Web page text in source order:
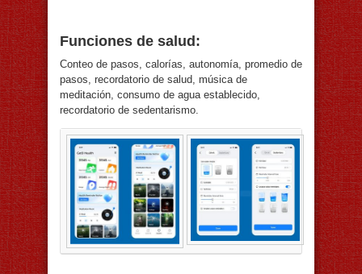
Funciones de salud:
Conteo de pasos, calorías, autonomía, promedio de
pasos, recordatorio de salud, música de
meditación, consumo de agua establecido,
recordatorio de sedentarismo.